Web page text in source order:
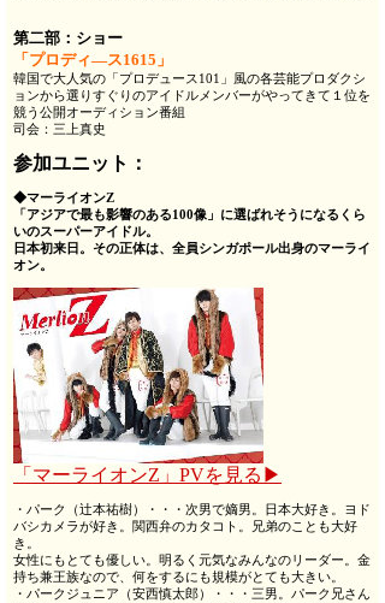
第二部： ショー
「プロディ―ス1615」
韓国で大人気の「プロデュース101」風の各芸能プロダクシ
ョンから選りすぐりのアイドルメンバーがやってきて１位を
競う公開オーディション番組
司会：三上真史
参加ユニット：
◆マーライオンZ
「アジアで最も影響のある100像」に選ばれそうになるくら
いのスーパーアイドル。
日本初来日。その正体は、全員シンガポール出身のマーライ
オン。
「マーライオンZ」PVを見る▶
・パーク（辻本祐樹）・・・次男で嫡男。日本大好き。ヨド
バシカメラが好き。関西弁のカタコト。兄弟のことも大好
き。
女性にもとても優しい。明るく元気なみんなのリーダー。金
持ち兼王族なので、何をするにも規模がとても大きい。
・パークジュニア（安西慎太郎）・・・三男。パーク兄さん